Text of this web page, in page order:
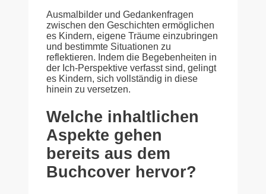
Ausmalbilder und Gedankenfragen
zwischen den Geschichten ermöglichen
es Kindern, eigene Träume einzubringen
und bestimmte Situationen zu
reflektieren. Indem die Begebenheiten in
der Ich-Perspektive verfasst sind, gelingt
es Kindern, sich vollständig in diese
hinein zu versetzen.
Welche inhaltlichen
Aspekte gehen
bereits aus dem
Buchcover hervor?